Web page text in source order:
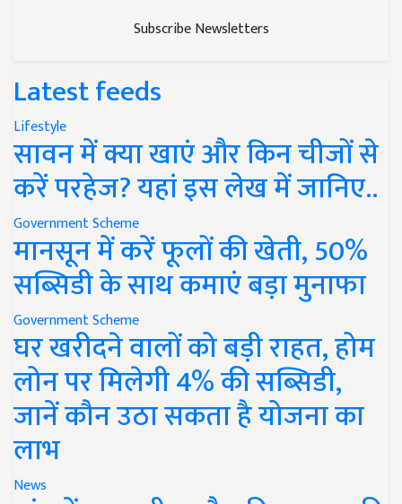
Subscribe Newsletters
Latest feeds
Lifestyle
सावन में क्या खाएं और किन चीजों से
करें परहेज? यहां इस लेख में जानिए..
Government Scheme
मानसून में करें फूलों की खेती, 50%
सब्सिडी के साथ कमाएं बड़ा मुनाफा
Government Scheme
घर खरीदने वालों को बड़ी राहत, होम
लोन पर मिलेगी 4% की सब्सिडी,
जानें कौन उठा सकता है योजना का
लाभ
News